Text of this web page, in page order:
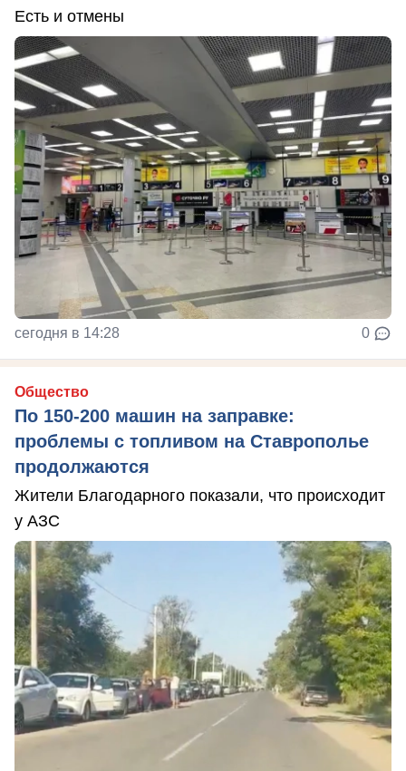
Есть и отмены
сегодня в 14:28 0
Общество
По 150-200 машин на заправке:
проблемы с топливом на Ставрополье
продолжаются
Жители Благодарного показали, что происходит
у АЗС